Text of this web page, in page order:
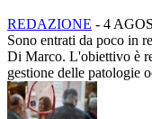
REDAZIONE - 4
Sono entrati da poco in
Di Marco. L'obiettivo è
gestione delle patologie